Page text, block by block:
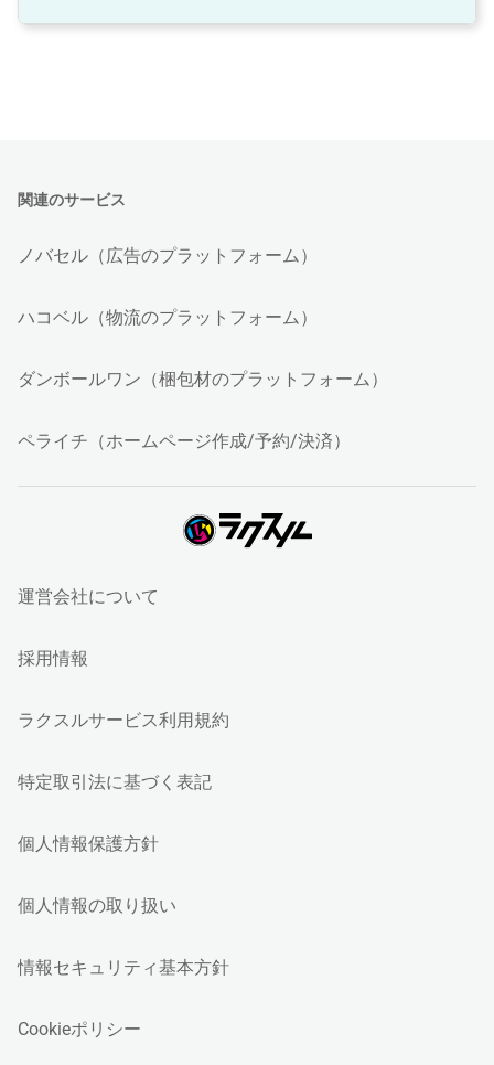
関連のサービス
ノバセル（広告のプラットフォーム）
ハコベル（物流のプラットフォーム）
ダンボールワン（梱包材のプラットフォーム）
ペライチ（ホームページ作成/予約/決済）
運営会社について
採用情報
ラクスルサービス利用規約
特定取引法に基づく表記
個人情報保護方針
個人情報の取り扱い
情報セキュリティ基本方針
Cookieポリシー